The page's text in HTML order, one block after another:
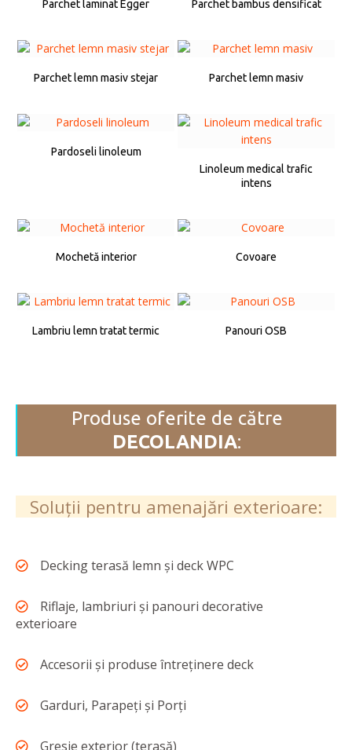
Parchet laminat Egger Parchet bambus densificat
Parchet lemn masiv stejar Parchet lemn masiv
Pardoseli linoleum
Linoleum medical trafic
intens
Mochetă interior Covoare
Lambriu lemn tratat termic Panouri OSB
Produse oferite de către
DECOLANDIA:
Soluții pentru amenajări exterioare:
Decking terasă lemn și deck WPC
Riflaje, lambriuri și panouri decorative
exterioare
Accesorii și produse întreținere deck
Garduri, Parapeți și Porți
Gresie exterior (terasă)